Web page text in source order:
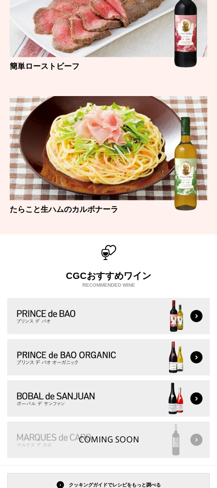
簡単ローストビーフ
たらこと生ハムのカルボナーラ
CGCおすすめワイン
RECOMMENDED WINE
クッキングガイドでレシピをもっと調べる